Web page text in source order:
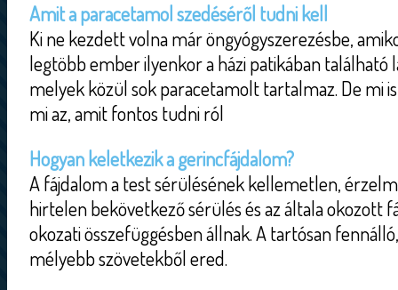
Amit a paracetamol szedéséről tudni kell
Ki ne kezdett volna már öngyógyszerezésbe,
legtöbb ember ilyenkor a házi patikában található
melyek közül sok paracetamolt tartalmaz. De mi
mi az, amit fontos tudni ról
Hogyan keletkezik a gerincfájdalom?
A fájdalom a test sérülésének kellemetlen,
hirtelen bekövetkező sérülés és az általa okozott
okozati összefüggésben állnak. A tartósan
mélyebb szövetekből ered.